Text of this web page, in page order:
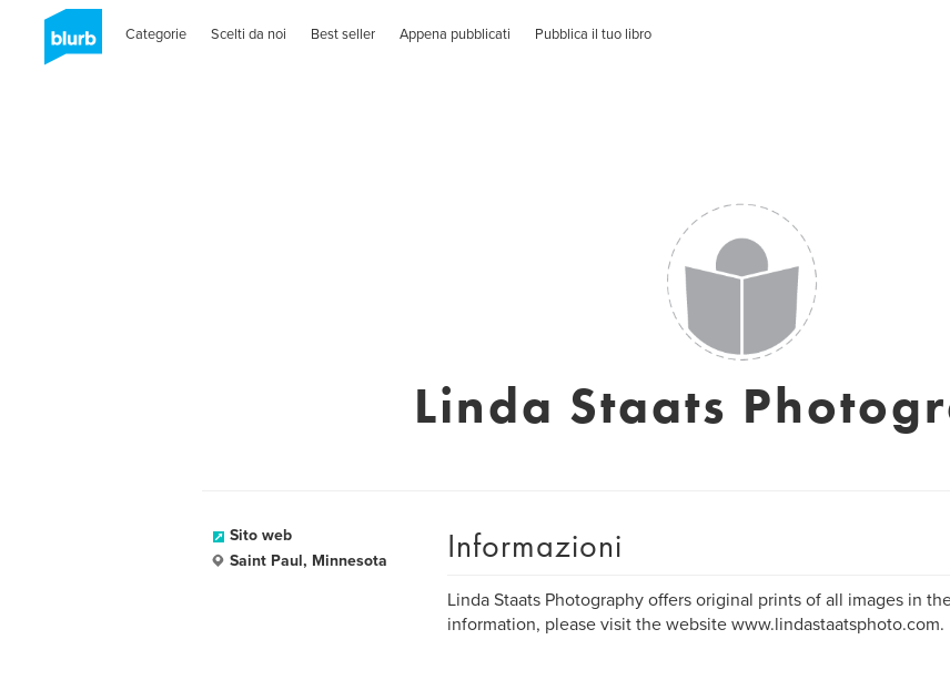
Categorie Scelti da noi Best seller Appena pubblicati Pubblica il tuo libro
Linda Staats
Sito web
Saint Paul, Minnesota
Informazioni
Linda Staats Photography offers original prints of all images in
information, please visit the website www.lindastaatsphoto.com.